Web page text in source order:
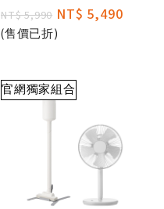
NT$ 5,990 NT$ 5,490
(售價已折)
官網獨家組合